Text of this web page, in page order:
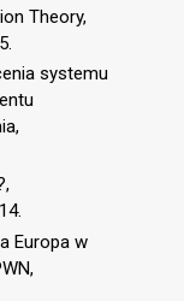
Theory,
systemu
Europa w